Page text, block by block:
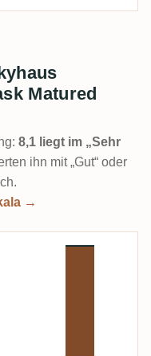
Matured
8,1 liegt im „Sehr
ihn mit „Gut“ oder
→